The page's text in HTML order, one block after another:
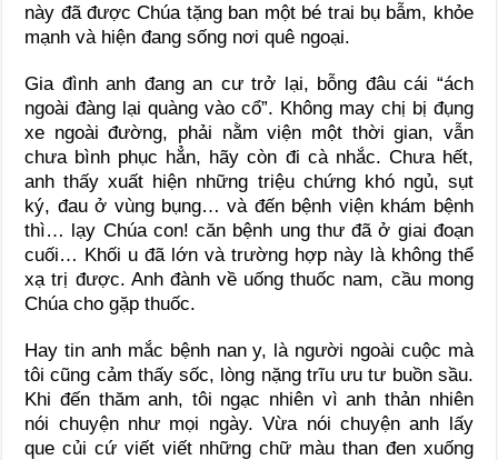
này đã được Chúa tặng ban một bé trai bụ bẫm, khỏe
mạnh và hiện đang sống nơi quê ngoại.
Gia đình anh đang an cư trở lại, bỗng đâu cái “ách
ngoài đàng lại quàng vào cổ”. Không may chị bị đụng
xe ngoài đường, phải nằm viện một thời gian, vẫn
chưa bình phục hẳn, hãy còn đi cà nhắc. Chưa hết,
anh thấy xuất hiện những triệu chứng khó ngủ, sụt
ký, đau ở vùng bụng… và đến bệnh viện khám bệnh
thì… lạy Chúa con! căn bệnh ung thư đã ở giai đoạn
cuối… Khối u đã lớn và trường hợp này là không thể
xạ trị được. Anh đành về uống thuốc nam, cầu mong
Chúa cho gặp thuốc.
Hay tin anh mắc bệnh nan y, là người ngoài cuộc mà
tôi cũng cảm thấy sốc, lòng nặng trĩu ưu tư buồn sầu.
Khi đến thăm anh, tôi ngạc nhiên vì anh thản nhiên
nói chuyện như mọi ngày. Vừa nói chuyện anh lấy
que củi cứ viết viết những chữ màu than đen xuống